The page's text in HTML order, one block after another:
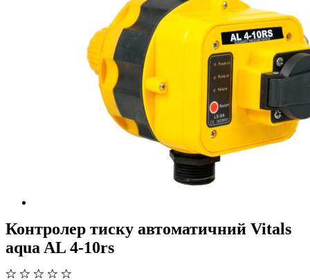
Контролер тиску автоматичний Vitals
aqua AL 4-10rs